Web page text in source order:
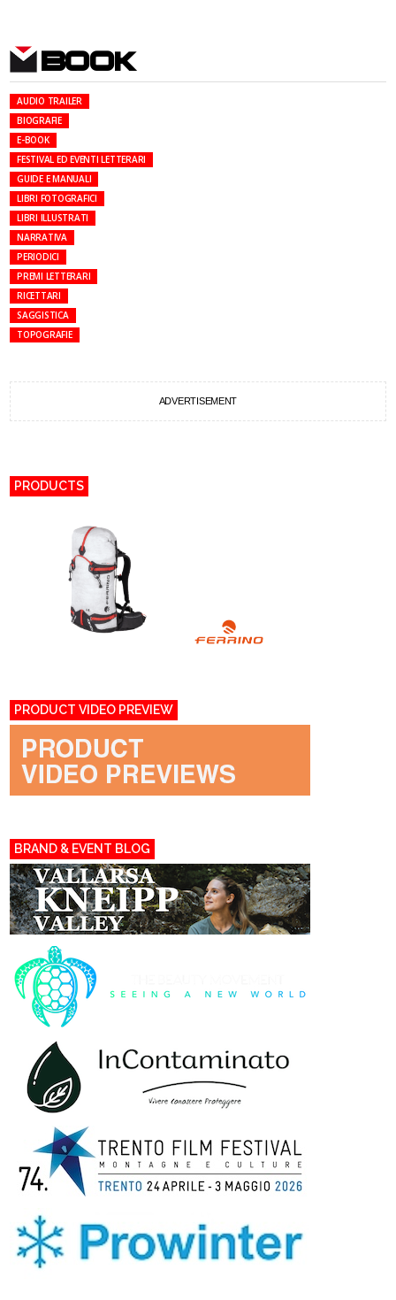
BOOK
AUDIO TRAILER
BIOGRAFIE
E-BOOK
FESTIVAL ED EVENTI LETTERARI
GUIDE E MANUALI
LIBRI FOTOGRAFICI
LIBRI ILLUSTRATI
NARRATIVA
PERIODICI
PREMI LETTERARI
RICETTARI
SAGGISTICA
TOPOGRAFIE
ADVERTISEMENT
PRODUCTS
PRODUCT VIDEO PREVIEW
BRAND & EVENT BLOG